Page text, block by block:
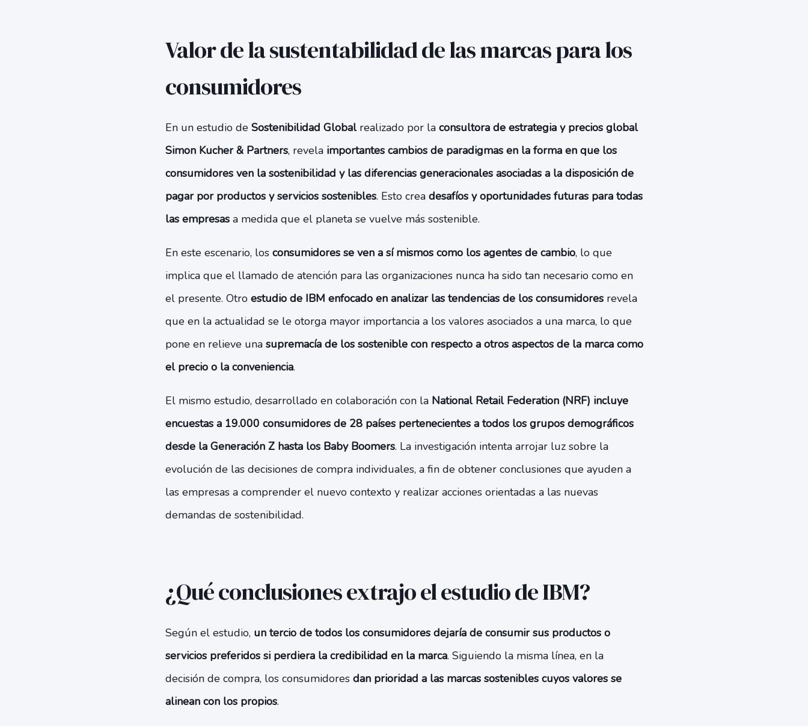
Valor de la sustentabilidad de las marcas para los
consumidores
En un estudio de Sostenibilidad Global realizado por la consultora de estrategia y precios global
Simon Kucher & Partners, revela importantes cambios de paradigmas en la forma en que los
consumidores ven la sostenibilidad y las diferencias generacionales asociadas a la disposición de
pagar por productos y servicios sostenibles. Esto crea desafíos y oportunidades futuras para todas
las empresas a medida que el planeta se vuelve más sostenible.
En este escenario, los consumidores se ven a sí mismos como los agentes de cambio, lo que
implica que el llamado de atención para las organizaciones nunca ha sido tan necesario como en
el presente. Otro estudio de IBM enfocado en analizar las tendencias de los consumidoresrevela
que en la actualidad se le otorga mayor importancia a los valores asociados a una marca, lo que
pone en relieve una supremacía de los sostenible con respecto a otros aspectos de la marca como
el precio o la conveniencia.
El mismo estudio, desarrollado en colaboración con la National Retail Federation (NRF) incluye
encuestas a 19.000 consumidores de 28 países pertenecientes a todos los grupos demográficos
desde la Generación Z hasta los Baby Boomers. La investigación intenta arrojar luz sobre la
evolución de las decisiones de compra individuales, a fin de obtener conclusiones que ayuden a
las empresas a comprender el nuevo contexto y realizar acciones orientadas a las nuevas
demandas de sostenibilidad.
¿Qué conclusiones extrajo el estudio de IBM?
Según el estudio, un tercio de todos los consumidores dejaría de consumir sus productos o
servicios preferidos si perdiera la credibilidad en la marca. Siguiendo la misma línea, en la
decisión de compra, los consumidores dan prioridad a las marcas sostenibles cuyos valores se
alinean con los propios.